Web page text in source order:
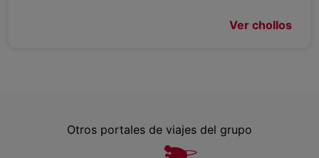
Ver chollos
Otros portales de viajes del grupo